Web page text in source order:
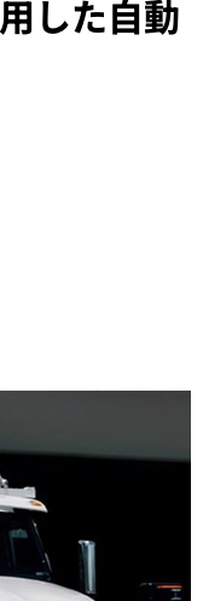
した自動